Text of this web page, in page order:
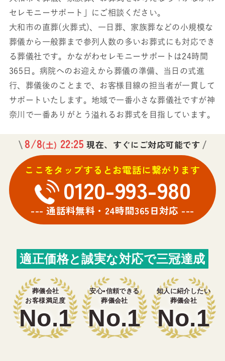
セレモニーサポート」にご相談ください。
大和市の直葬(火葬式)、一日葬、家族葬などの小規模な
葬儀から一般葬まで参列人数の多いお葬式にも対応でき
る葬儀社です。かながわセレモニーサポートは24時間
365日。病院へのお迎えから葬儀の準備、当日の式進
行、葬儀後のことまで、お客様目線の担当者が一貫して
サポートいたします。地域で一番小さな葬儀社ですが神
奈川で一番ありがとう溢れるお葬式を目指しています。
8/8(土) 22:25 現在、すぐにご対応可能です
ここをタップするとお電話に繋がります
0120-993-980
--- 通話料無料・24時間365日対応 ---
適正価格と誠実な対応で三冠達成
葬儀会社
お客様満足度
No.1
安心•信頼できる
葬儀会社
No.1
知人に紹介したい
葬儀会社
No.1